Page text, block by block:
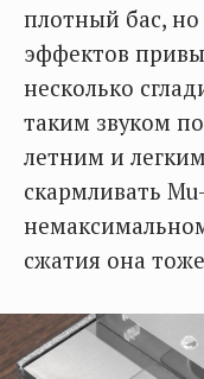
плотный бас,
эффектов
несколько
таким звуком
летним и
скармливать
сжатия она